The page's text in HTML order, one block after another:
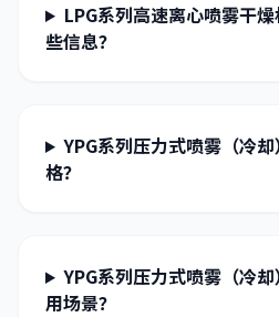
LPG系列高速离心喷雾干
些信息？
YPG系列压力式喷雾（冷
格？
YPG系列压力式喷雾（冷
用场景？